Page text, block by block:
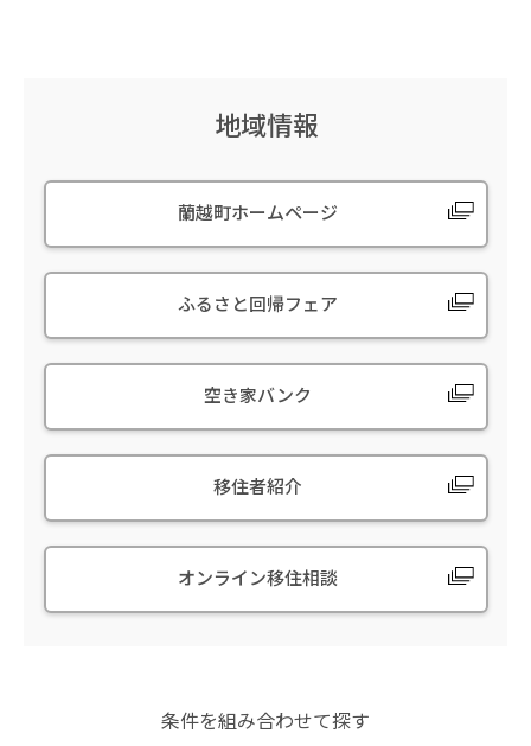
地域情報
蘭越町ホームページ
ふるさと回帰フェア
空き家バンク
移住者紹介
オンライン移住相談
条件を組み合わせて探す